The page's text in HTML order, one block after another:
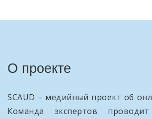
О проекте
SCAUD – медийный проект об
Команда экспертов